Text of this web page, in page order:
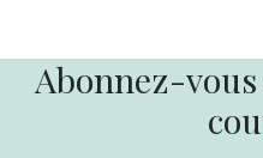
Abonnez-